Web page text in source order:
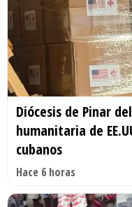
Diócesis de Pinar
humanitaria de
cubanos
Hace 6 horas